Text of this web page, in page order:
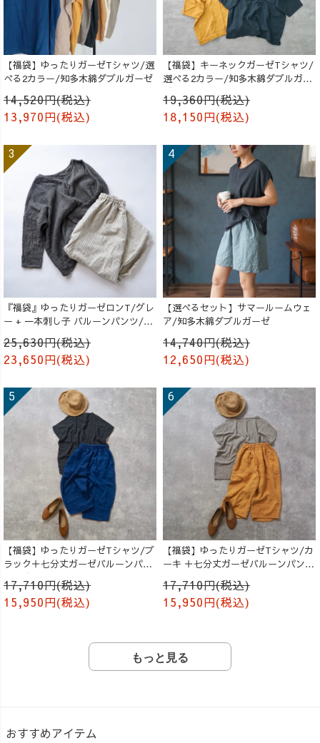
【福袋】ゆったりガーゼTシャツ/選
べる2カラー/知多木綿ダブルガーゼ
14,520円(税込)
13,970円(税込)
【福袋】キーネックガーゼTシャツ/
選べる2カラー/知多木綿ダブルガー
19,360円(税込)
18,150円(税込)
『福袋』ゆったりガーゼロンT/グレ
ー + 一本刺し子 バルーンパンツ/生
25,630円(税込)
23,650円(税込)
【選べるセット】サマールームウェ
ア/知多木綿ダブルガーゼ
14,740円(税込)
12,650円(税込)
【福袋】ゆったりガーゼTシャツ/ブ
ラック＋七分丈ガーゼバルーンパン
ツ /ブルー
17,710円(税込)
15,950円(税込)
【福袋】ゆったりガーゼTシャツ/カ
ーキ ＋七分丈ガーゼバルーンパンツ
17,710円(税込)
15,950円(税込)
もっと見る
おすすめアイテム